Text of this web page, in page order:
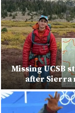
Missing UCSB
after Sierra